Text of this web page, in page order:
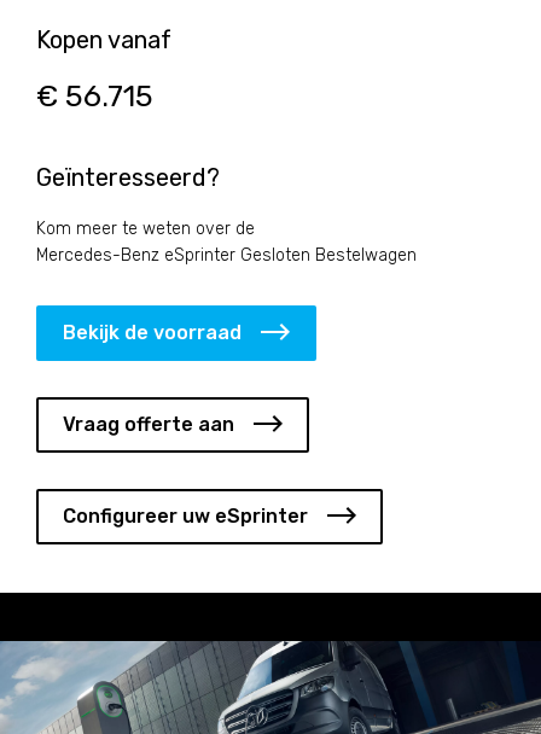
Kopen vanaf
€ 56.715
Geïnteresseerd?
Kom meer te weten over de
Mercedes-Benz eSprinter Gesloten Bestelwagen
Bekijk de voorraad
Vraag offerte aan
Configureer uw eSprinter